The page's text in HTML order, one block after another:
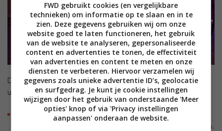
Daarnaast wordt het portfolio vanaf medio juni 2026
uitgebreid met:
Gradient vloerlampen en lichtbalken: Armaturen die
vloeiende kleurovergangen op muren kunnen projecteren.
FWD gebruikt cookies (en vergelijkbare
technieken) om informatie op te slaan en in te
zien. Deze gegevens gebruiken wij om onze
website goed te laten functioneren, het gebruik
van de website te analyseren, gepersonaliseerde
content en advertenties te tonen, de effectiviteit
van advertenties en content te meten en onze
diensten te verbeteren. Hiervoor verzamelen wij
gegevens zoals unieke advertentie ID’s, geolocatie
en surfgedrag. Je kunt je cookie instellingen
wijzigen door het gebruik van onderstaande 'Meer
opties' knop of via 'Privacy instellingen
aanpassen' onderaan de website.